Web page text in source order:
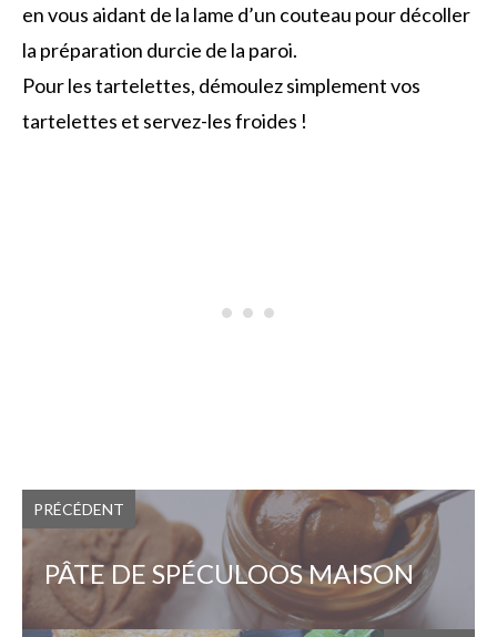
en vous aidant de la lame d’un couteau pour décoller
la préparation durcie de la paroi.
Pour les tartelettes, démoulez simplement vos
tartelettes et servez-les froides !
PRÉCÉDENT
PÂTE DE SPÉCULOOS MAISON